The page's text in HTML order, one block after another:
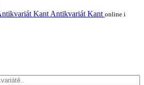
Antikvariát Kant online i